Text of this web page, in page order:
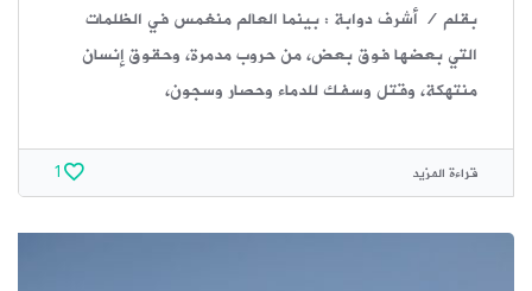
بقلم / أشرف دوابة : بينما العالم منغمس في الظلمات
التي بعضها فوق بعض، من حروب مدمرة، وحقوق إنسان
منتهكة، وقتل وسفك للدماء وحصار وسجون،
قراءة المزيد 1